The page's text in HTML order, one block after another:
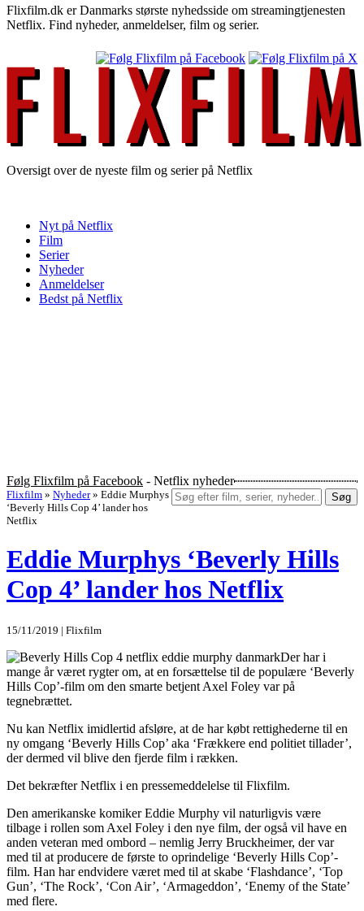
Flixfilm.dk er Danmarks største nyhedsside om streamingtjenesten
Netflix. Find nyheder, anmeldelser, film og serier.
Oversigt over de nyeste film og serier på Netflix
Nyt på Netflix
Film
Serier
Nyheder
Anmeldelser
Bedst på Netflix
Følg Flixfilm på Facebook - Netflix nyheder
Søg
Flixfilm » Nyheder » Eddie Murphys
‘Beverly Hills Cop 4’ lander hos
Netflix
Eddie Murphys ‘Beverly Hills
Cop 4’ lander hos Netflix
15/11/2019 | Flixfilm
Der har i
mange år været rygter om, at en forsættelse til de populære ‘Beverly
Hills Cop’-film om den smarte betjent Axel Foley var på
tegnebrættet.
Nu kan Netflix imidlertid afsløre, at de har købt rettighederne til en
ny omgang ‘Beverly Hills Cop’ aka ‘Frækkere end politiet tillader’,
der dermed vil blive den fjerde film i rækken.
Det bekræfter Netflix i en pressemeddelelse til Flixfilm.
Den amerikanske komiker Eddie Murphy vil naturligvis være
tilbage i rollen som Axel Foley i den nye film, der også vil have en
anden veteran med ombord – nemlig Jerry Bruckheimer, der var
med til at producere de første to oprindelige ‘Beverly Hills Cop’-
film. Han har endvidere været med til at skabe ‘Flashdance’, ‘Top
Gun’, ‘The Rock’, ‘Con Air’, ‘Armageddon’, ‘Enemy of the State’
med flere.